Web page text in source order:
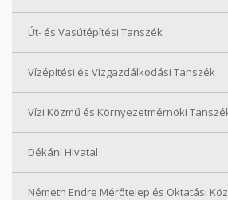
Út- és Vasútépítési Tanszék
Vízépítési és Vízgazdálkodási Tanszék
Vízi Közmű és Környezetmérnöki
Dékáni Hivatal
Németh Endre Mérőtelep és Oktatási